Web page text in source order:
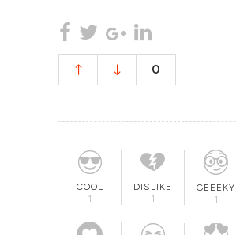
0
COOL
1
DISLIKE
1
GEEEKY
1